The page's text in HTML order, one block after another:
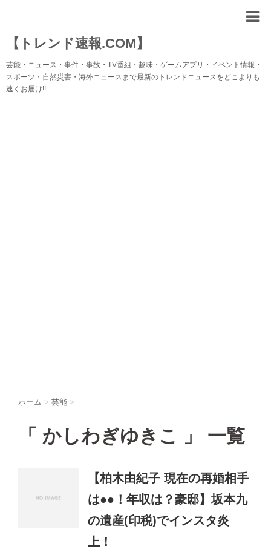
【トレンド速報.COM】
芸能・ニュース・事件・事故・TV番組・趣味・ゲームアプリ・イベント情報・
スポーツ・自然災害・海外ニュースまで最新のトレンドニュースをどこよりも
速くお届け!!
ホーム > 芸能 >
「 かしわぎゆきこ 」 一覧
【柏木由紀子 現在の再婚相手
は●●！年収は？豪邸】坂本九
の遺産(印税)でインスタ炎
上！